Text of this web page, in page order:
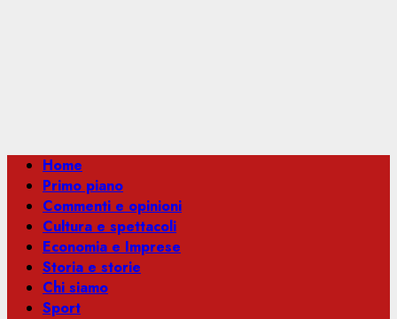
Menu
principale
Home
Primo piano
Commenti e opinioni
Cultura e spettacoli
Economia e Imprese
Storia e storie
Chi siamo
Sport